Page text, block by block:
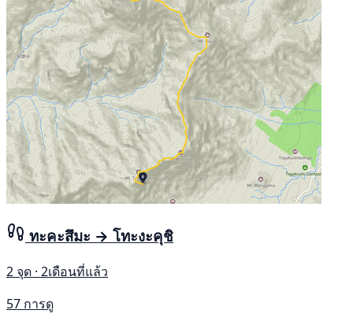
ทะคะสึมะ → โทะงะคุชิ
2 จุด · 2เดือนที่แล้ว
57 การดู